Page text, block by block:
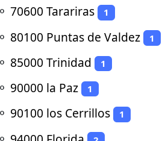
⚬ 70600 Tarariras 1
⚬ 80100 Puntas de Valdez 1
⚬ 85000 Trinidad 1
⚬ 90000 la Paz 1
⚬ 90100 los Cerrillos 1